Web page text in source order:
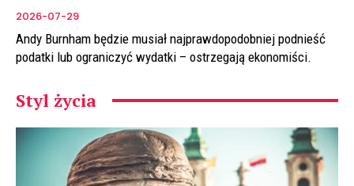
2026-07-29
Andy Burnham będzie musiał najprawdopodobniej podnieść
podatki lub ograniczyć wydatki – ostrzegają ekonomiści.
Styl życia